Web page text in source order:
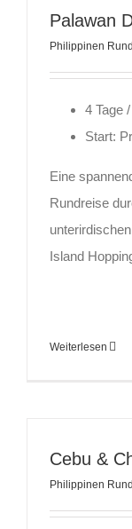
Palawan
Philippinen
4 Tage
Start:
Eine
Rundreise
Island
Weiterlesen
Cebu &
Philippinen